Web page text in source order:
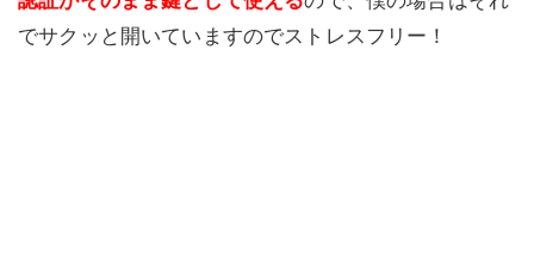
でサクッと開いていますのでストレスフリー！